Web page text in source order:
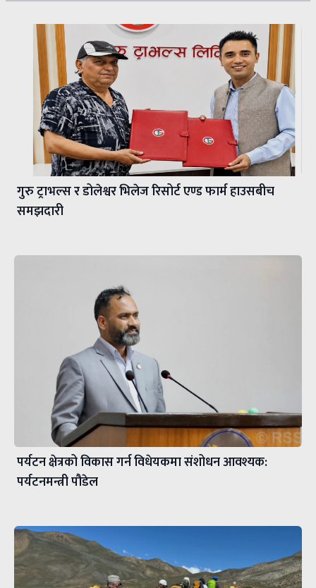
गुरु ट्राभल्स र डोलेश्वर भिलेज रिसोर्ट एण्ड फार्म हाउसबीच
समझदारी
पर्यटन क्षेत्रको विकास गर्न विधेयकमा संशोधन आवश्यक:
पर्यटनमन्त्री पौडेल